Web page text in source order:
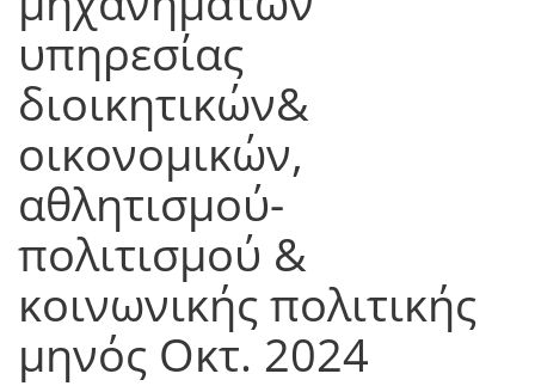
υπηρεσίας
διοικητικών&
οικονομικών,
αθλητισμού-
πολιτισμού &
κοινωνικής πολιτικής
μηνός Οκτ. 2024